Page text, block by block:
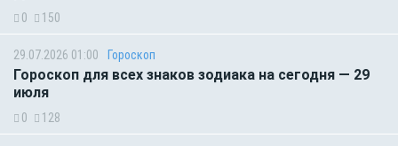
0 150
29.07.2026 01:00 Гороскоп
Гороскоп для всех знаков зодиака на сегодня — 29
июля
0 128